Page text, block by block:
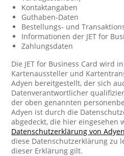
Kontaktangaben
Guthaben-Daten
Bestellungs- und
Informationen der JET for
Zahlungsdaten
Die JET for Business Card wird
Kartenaussteller und
Adyen bereitgestellt, der sich
Datenverantwortlicher
der oben genannten
Adyen ist durch die
abgedeckt, die hier eingesehen
Datenschutzerklärung von
diese Datenschutzerklärung zu
dieser Erklärung gilt.